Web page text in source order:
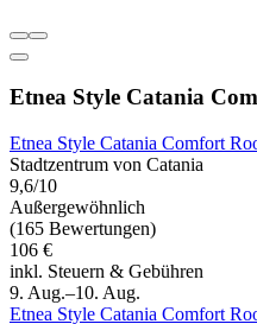
Etnea Style Catania
Etnea Style Catania Comfort
Stadtzentrum von Catania
9,6/10
Außergewöhnlich
(165 Bewertungen)
106 €
inkl. Steuern & Gebühren
9. Aug.–10. Aug.
Etnea Style Catania Comfort